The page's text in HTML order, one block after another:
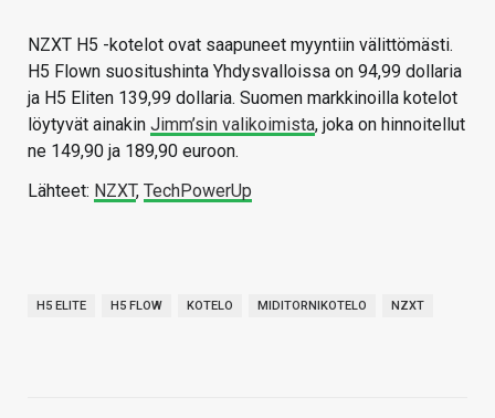
NZXT H5 -kotelot ovat saapuneet myyntiin välittömästi.
H5 Flown suositushinta Yhdysvalloissa on 94,99 dollaria
ja H5 Eliten 139,99 dollaria. Suomen markkinoilla kotelot
löytyvät ainakin Jimm’sin valikoimista, joka on hinnoitellut
ne 149,90 ja 189,90 euroon.
Lähteet: NZXT, TechPowerUp
H5 ELITE H5 FLOW KOTELO MIDITORNIKOTELO NZXT